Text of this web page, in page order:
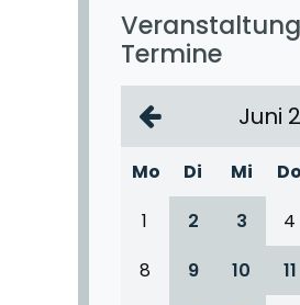
Termine
Juni
Mo Di Mi Do
1
2 3 4
8
9 10 11